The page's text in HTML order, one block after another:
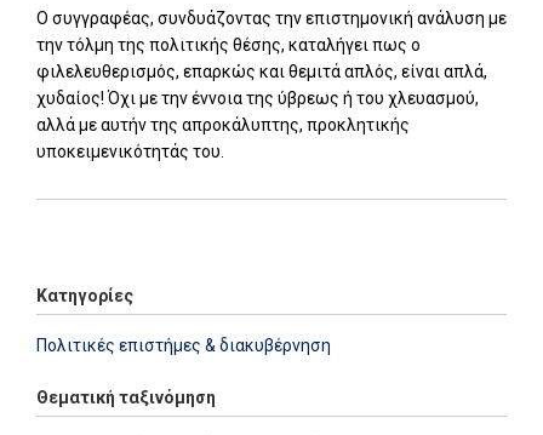
Ο συγγραφέας, συνδυάζοντας την επιστημονική ανάλυση με
την τόλμη της πολιτικής θέσης, καταλήγει πως ο
φιλελευθερισμός, επαρκώς και θεμιτά απλός, είναι απλά,
χυδαίος! Όχι με την έννοια της ύβρεως ή του χλευασμού,
αλλά με αυτήν της απροκάλυπτης, προκλητικής
υποκειμενικότητάς του.
Κατηγορίες
Πολιτικές επιστήμες & διακυβέρνηση
Θεματική ταξινόμηση